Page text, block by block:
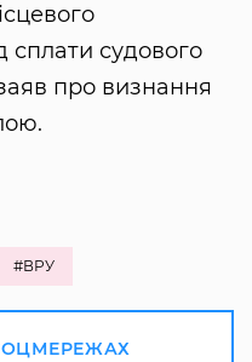
сплати судового
про визнання
#ВРУ